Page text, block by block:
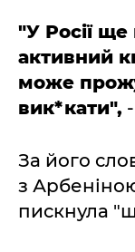
"У Росії
активний
може
вик*кати",
За його
з
пискнула